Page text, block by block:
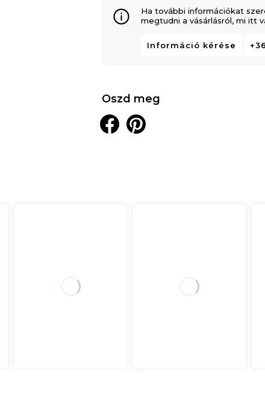
Ha további információkat
megtudni a vásárlásról, mi itt
Információ kérése
Oszd meg